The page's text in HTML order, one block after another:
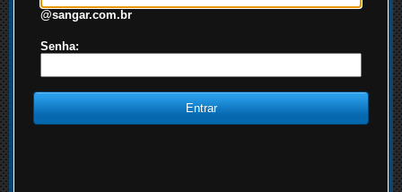
@sangar.com.br
Senha: